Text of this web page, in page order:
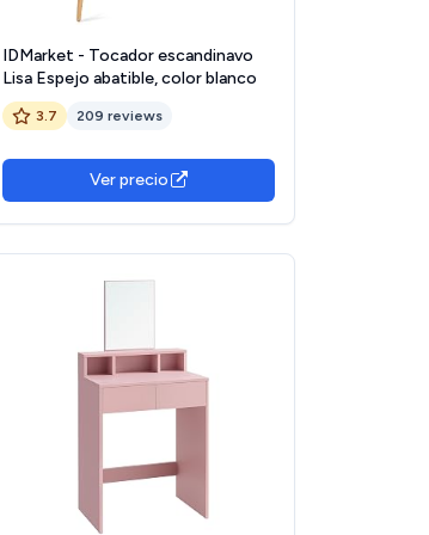
IDMarket - Tocador escandinavo
Lisa Espejo abatible, color blanco
3.7 209 reviews
Ver precio